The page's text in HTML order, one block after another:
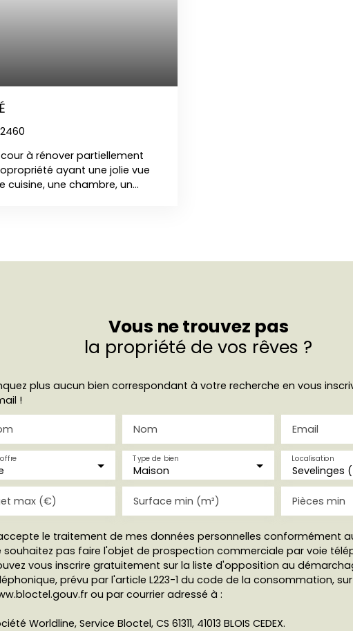
à rénover partiellement
ayant une jolie vue
cuisine, une chambre, un
Vous ne trouvez pas
la propriété de vos rêves ?
plus aucun bien correspondant à votre recherche en vous
!
Nom Email
Maison
Type de bien
Sevelinges
Localisation
max (€) Surface min (m²) Pièces min
le traitement de mes données personnelles conformément au
souhaitez pas faire l'objet de prospection commerciale par voie
vous inscrire gratuitement sur la liste d'opposition au
prévu par l'article L223-1 du code de la consommation,
ou par courrier adressé à :
Worldline, Service Bloctel, CS 61311, 41013 BLOIS CEDEX.